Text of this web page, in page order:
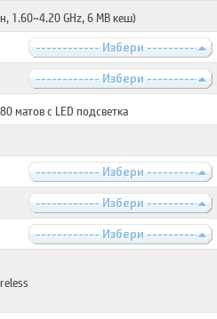
1.60~4.20 GHz, 6 MB кеш)
------------ Избери -----------
------------ Избери -----------
матов с LED подсветка
------------ Избери -----------
------------ Избери -----------
------------ Избери -----------